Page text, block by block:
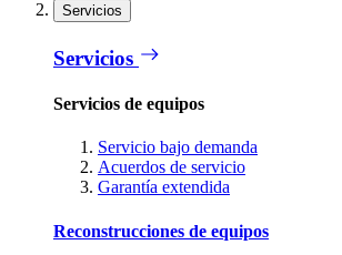
Servicios
Servicios
Servicios de equipos
Servicio bajo demanda
Acuerdos de servicio
Garantía extendida
Reconstrucciones de equipos